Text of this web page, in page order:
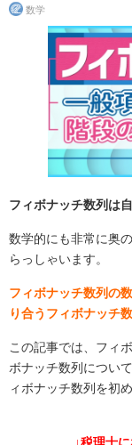
数学
フィボナッチ数列は
数学的にも非常に奥
らっしゃいます。
フィボナッチ数列の
り合うフィボナッチ
この記事では、フィ
ボナッチ数列につい
ィボナッチ数列を初